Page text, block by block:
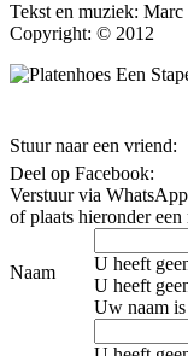
Tekst en muziek:
Copyright: © 2012
Stuur naar een vriend:
Deel op Facebook:
Verstuur via
of plaats hieronder een
Naam
U heeft
U heeft
Uw naam